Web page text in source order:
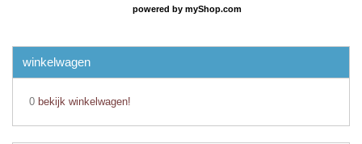
powered by myShop.com
winkelwagen
0 bekijk winkelwagen!